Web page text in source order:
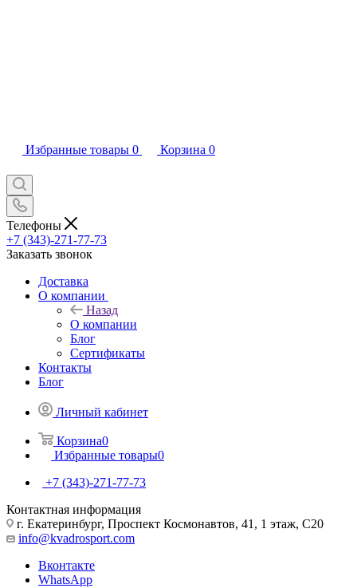
Избранные товары 0 Корзина 0
Телефоны
+7 (343)-271-77-73
Заказать звонок
Доставка
О компании
Назад
О компании
Блог
Сертификаты
Контакты
Блог
Личный кабинет
Корзина0
Избранные товары0
+7 (343)-271-77-73
Контактная информация
г. Екатеринбург, Проспект Космонавтов, 41, 1 этаж, С20
info@kvadrosport.com
Вконтакте
WhatsApp